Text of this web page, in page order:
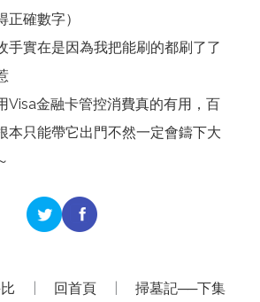
確數字）
手實在是因為我把能刷的都刷了了
Visa金融卡管控消費真的有用，百
本只能帶它出門不然一定會鑄下大
回首頁
掃墓記──下集